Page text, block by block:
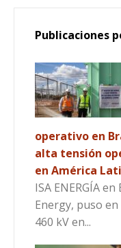
Publicaciones
operativo en
alta tensión
en América
ISA ENERGÍA
Energy, puso
460 kV en...